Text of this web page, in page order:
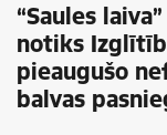
“Saules
notiks
pieaugušo
balvas